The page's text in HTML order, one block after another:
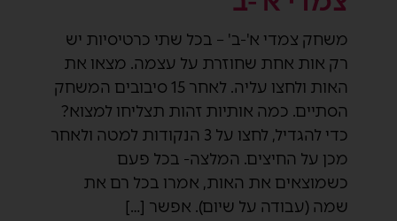
משחק צמדי א'-ב' – בכל שתי כרטיסיות יש
רק אות אחת שחוזרת על עצמה. מצאו את
האות ולחצו עליה. לאחר 15 סיבובים המשחק
הסתיים. כמה אותיות זהות תצליחו למצוא?
כדי להגדיל, לחצו על 3 הנקודות למטה ולאחר
מכן על החיצים. המלצה- בכל פעם
כשמוצאים את האות, אמרו בכל רם את
שמה (עבודה על שיום). אפשר […]